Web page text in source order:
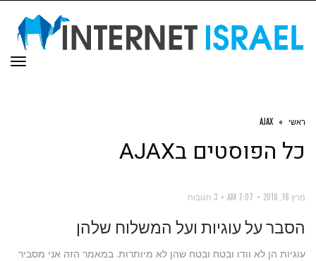
ראשי »
AJAX
כל הפוסטים בAJAX
מרץ 18, 2018 7:07 AM 3 תגובות
הסבר על עוגיות ועל המשלוח שלהן
עוגיות הן לא וודו ובטח ובטח שהן לא מיותרות. במאמר הזה אני מסביר